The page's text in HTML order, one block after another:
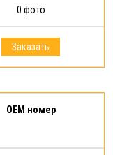
0 фото
Заказать
OEM номер